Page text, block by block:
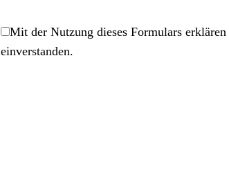
Mit der Nutzung dieses Formulars
einverstanden.